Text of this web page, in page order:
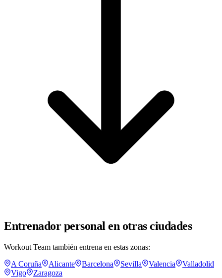
Entrenador personal en otras ciudades
Workout Team también entrena en estas zonas:
A Coruña
Alicante Barcelona Sevilla Valencia
Valladolid
Vigo
Zaragoza